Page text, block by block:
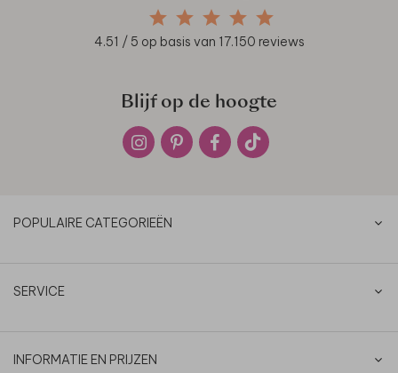
4.51 / 5 op basis van 17.150 reviews
Blijf op de hoogte
POPULAIRE CATEGORIEËN
SERVICE
INFORMATIE EN PRIJZEN